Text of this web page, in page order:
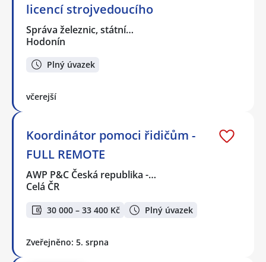
licencí strojvedoucího
Správa železnic, státní…
Hodonín
Plný úvazek
včerejší
Koordinátor pomoci řidičům -
FULL REMOTE
AWP P&C Česká republika -…
Celá ČR
30 000 – 33 400 Kč Plný úvazek
Zveřejněno: 5. srpna